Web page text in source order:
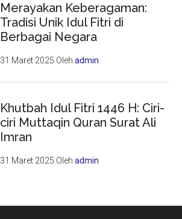
Merayakan Keberagaman:
Tradisi Unik Idul Fitri di
Berbagai Negara
31 Maret 2025 Olehadmin
Khutbah Idul Fitri 1446 H: Ciri-
ciri Muttaqin Quran Surat Ali
Imran
31 Maret 2025 Olehadmin